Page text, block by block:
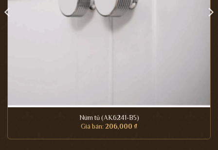
Núm tủ (AK6241-B5)
Giá bán: 206,000 ₫